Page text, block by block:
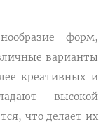
форм,
варианты
креативных и
высокой
что делает их